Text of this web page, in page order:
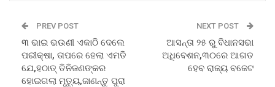
PREV POST
୩ ଭାଇ ଭଉଣୀ ଏକାଠି ଦେଲେ
ପରୀକ୍ଷା, ତାପରେ ହେଲା ଏମତି
ଯେ,ହଠାତ୍ ତିନିଜଣଙ୍କର
ହୋଇଗଲା ମୃତ୍ୟୁ,ଜାଣନ୍ତୁ ପୁରା
NEXT POST
ଆସନ୍ତା ୨୫ ରୁ ବିଧାନସଭା
ଅଧିବେଶନ,୩୦ରେ ଆଗତ
ହେବ ରାଜ୍ୟ ବଜେଟ